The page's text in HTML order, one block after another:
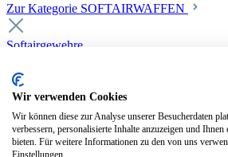
Zur Kategorie SOFTAIRWAFFEN
Softairgewehre
Deluxe Custom Guns ab 18
Softair elektrisch ab 18
Softair elektrisch ab 14
Softair gasbetrieben ab 18
Softair HPA Luftdruck ab 18
Historische Softairwaffen
Wir verwenden Cookies
Wir können diese zur Analyse unserer Besucherdaten
verbessern, personalisierte Inhalte anzuzeigen und
bieten. Für weitere Informationen zu den von uns
Einstellungen.